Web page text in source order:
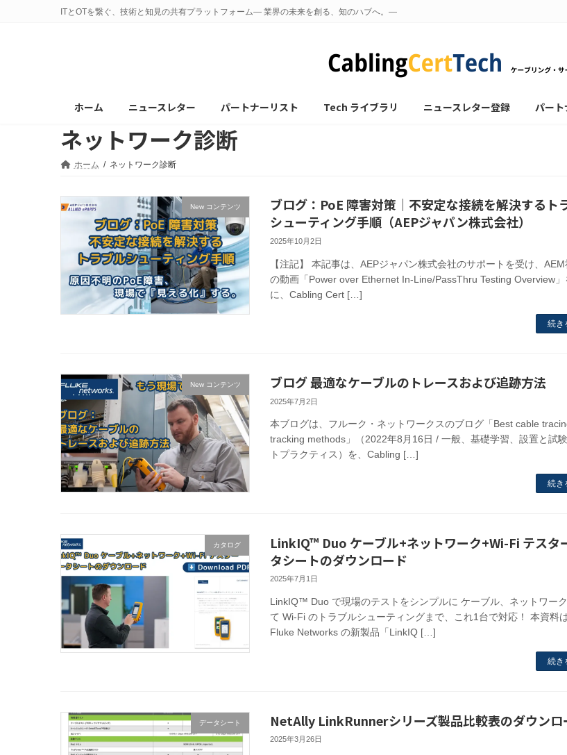
ITとOTを繋ぐ、技術と知見の共有プラットフォーム— 業界の未来を創る、知のハブへ。—
ホーム ニュースレター パートナーリスト Tech ライブラリ ニュースレター登録 パー
ネットワーク診断
ホーム ネットワーク診断
New コンテンツ
ブログ：PoE 障害対策｜不安定な接続を解決するト
シューティング手順（AEPジャパン株式会社）
2025年10月2日
【注記】 本記事は、AEPジャパン株式会社のサポートを受け、
の動画「Power over Ethernet In-Line/PassThru Testing Overview」
に、Cabling Cert […]
続き
New コンテンツ ブログ 最適なケーブルのトレースおよび追跡方法
2025年7月2日
本ブログは、フルーク・ネットワークスのブログ「Best cable
tracking methods」（2022年8月16日 / 一般、基礎学習、設置と試
トプラクティス）を、Cabling […]
続き
カタログ
LinkIQ™ Duo ケーブル+ネットワーク+Wi-Fi テスタ
タシートのダウンロード
2025年7月1日
LinkIQ™ Duo で現場のテストをシンプルに ケーブル、ネットワー
て Wi-Fi のトラブルシューティングまで、これ1台で対応！ 本資料は
Fluke Networks の新製品「LinkIQ […]
続き
データシート NetAlly LinkRunnerシリーズ製品比較表のダウンロ
2025年3月26日